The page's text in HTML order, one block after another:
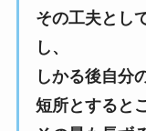
その工夫とし
し、
しかる後自分
短所とすると